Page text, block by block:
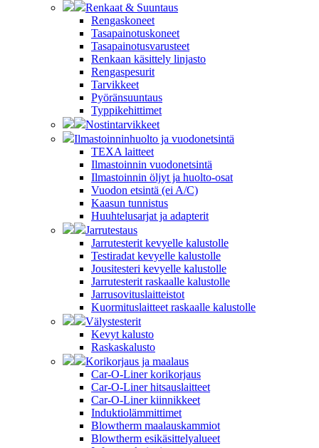
Renkaat & Suuntaus
Rengaskoneet
Tasapainotuskoneet
Tasapainotusvarusteet
Renkaan käsittely linjasto
Rengaspesurit
Tarvikkeet
Pyöränsuuntaus
Typpikehittimet
Nostintarvikkeet
Ilmastoinninhuolto ja vuodonetsintä
TEXA laitteet
Ilmastoinnin vuodonetsintä
Ilmastoinnin öljyt ja huolto-osat
Vuodon etsintä (ei A/C)
Kaasun tunnistus
Huuhtelusarjat ja adapterit
Jarrutestaus
Jarrutesterit kevyelle kalustolle
Testiradat kevyelle kalustolle
Jousitesteri kevyelle kalustolle
Jarrutesterit raskaalle kalustolle
Jarrusovituslaitteistot
Kuormituslaitteet raskaalle kalustolle
Välystesterit
Kevyt kalusto
Raskaskalusto
Korikorjaus ja maalaus
Car-O-Liner korikorjaus
Car-O-Liner hitsauslaitteet
Car-O-Liner kiinnikkeet
Induktiolämmittimet
Blowtherm maalauskammiot
Blowtherm esikäsittelyalueet